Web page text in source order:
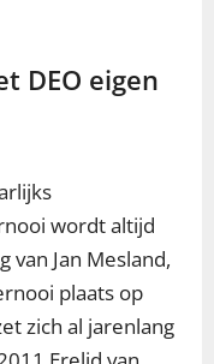
DEO eigen
wordt altijd
van Jan Mesland,
plaats op
zich al jarenlang